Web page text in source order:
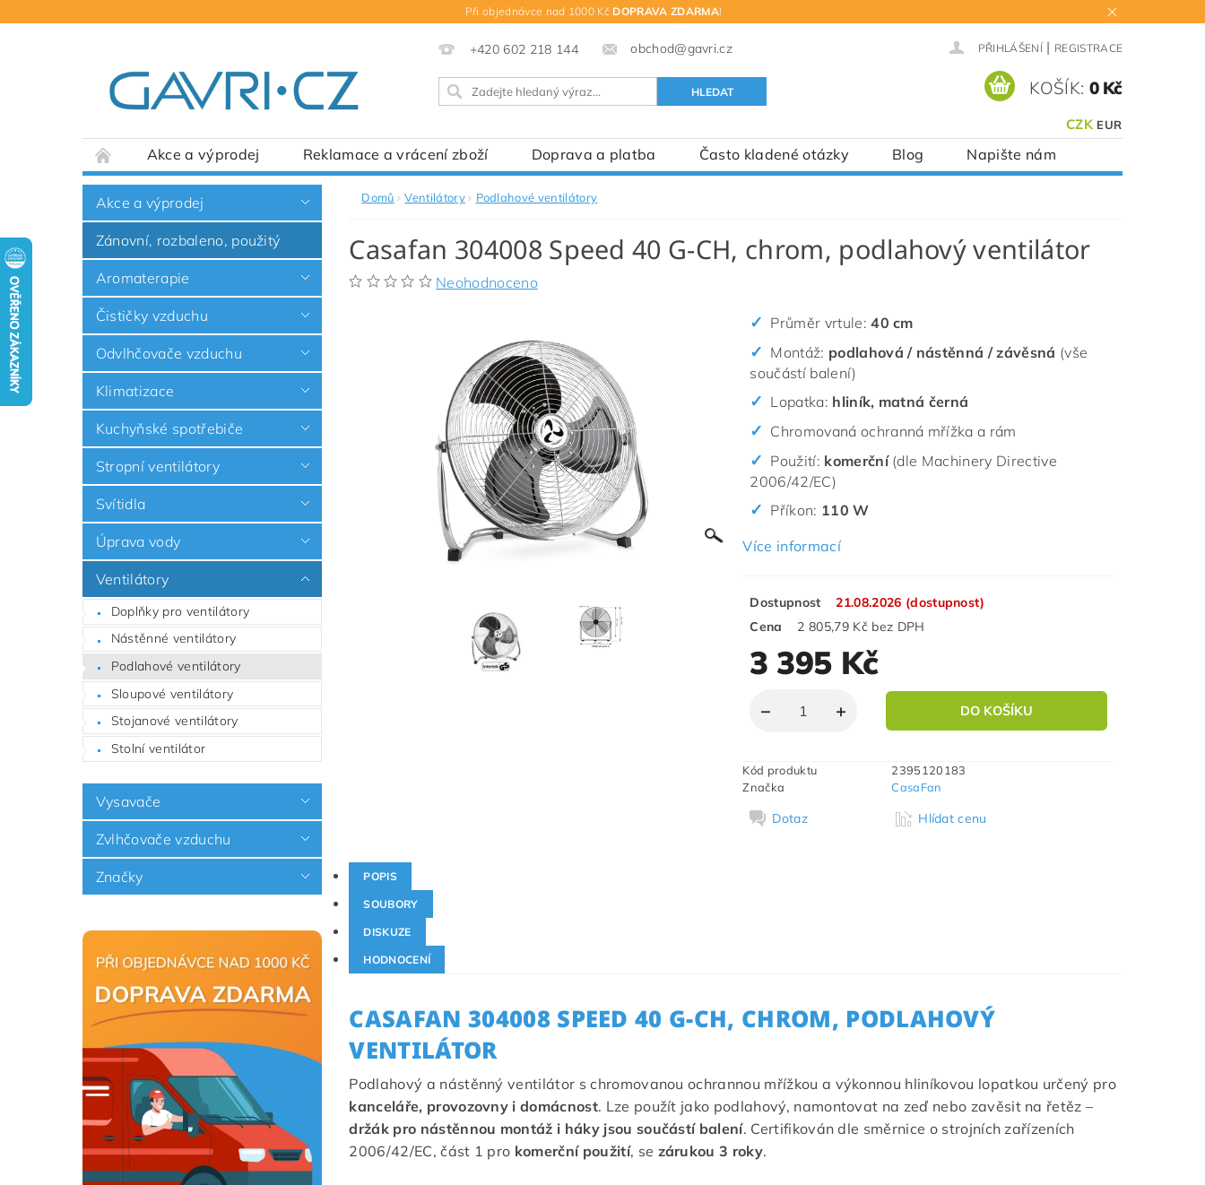
Při objednávce nad 1000 Kč DOPRAVA ZDARMA!
+420 602 218 144 obchod@gavri.cz PŘIHLÁŠENÍ | REGISTRACE
CZK EUR
KOŠÍK: 0 Kč
Akce a výprodej Reklamace a vrácení zboží Doprava a platba Často kladené otázky Blog Napište nám
Akce a výprodej
Zánovní, rozbaleno, použitý
Aromaterapie
Čističky vzduchu
Odvlhčovače vzduchu
Klimatizace
Kuchyňské spotřebiče
Stropní ventilátory
Svítidla
Úprava vody
Ventilátory
Doplňky pro ventilátory
Nástěnné ventilátory
Podlahové ventilátory
Sloupové ventilátory
Stojanové ventilátory
Stolní ventilátor
Vysavače
Zvlhčovače vzduchu
Značky
Domů Ventilátory Podlahové ventilátory
Casafan 304008 Speed 40 G-CH, chrom, podlahový ventilátor
Neohodnoceno
Průměr vrtule:40 cm
Montáž: podlahová / nástěnná / závěsná (vše
součástí balení)
Lopatka: hliník, matná černá
Chromovaná ochranná mřížka a rám
Použití: komerční(dle Machinery Directive
2006/42/EC)
Příkon: 110 W
Více informací
Dostupnost
21.08.2026 (dostupnost)
Cena
2 805,79 Kč bez DPH
3 395 Kč
Kód produktu
2395120183
Značka
CasaFan
Dotaz Hlídat cenu
POPIS
SOUBORY
DISKUZE
HODNOCENÍ
CASAFAN 304008 SPEED 40 G-CH, CHROM, PODLAHOVÝ
VENTILÁTOR
Podlahový a nástěnný ventilátor s chromovanou ochrannou mřížkou a výkonnou hliníkovou lopatkou určený pro
kanceláře, provozovny i domácnost. Lze použít jako podlahový, namontovat na zeď nebo zavěsit na řetěz –
držák pro nástěnnou montáž i háky jsou součástí balení. Certifikován dle směrnice o strojních zařízeních
2006/42/EC, část 1 pro komerční použití, se zárukou 3 roky.